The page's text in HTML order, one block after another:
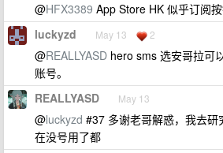
@HFX3389 App Store HK 似乎订阅
luckyzd May 13 2
@REALLYASD hero sms 选安哥拉可
账号。
REALLYASD May 13
@luckyzd #37 多谢老哥解惑，我去
在没号用了都